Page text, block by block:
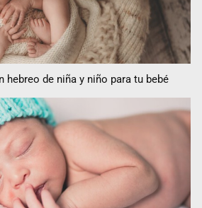
hebreo de niña y niño para tu bebé